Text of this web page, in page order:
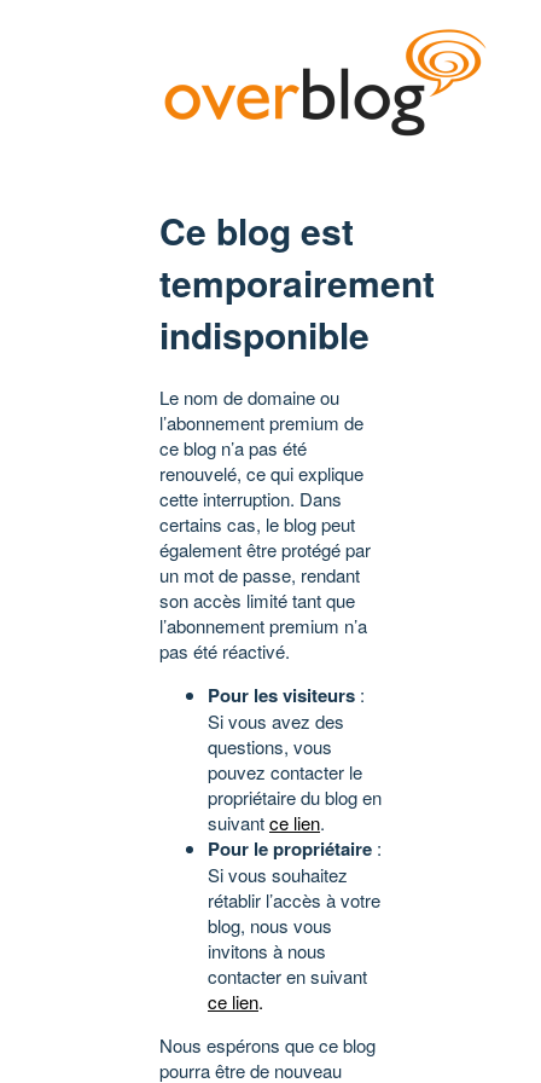
Ce blog est
temporairement
indisponible
Le nom de domaine ou
l’abonnement premium de
ce blog n’a pas été
renouvelé, ce qui explique
cette interruption. Dans
certains cas, le blog peut
également être protégé par
un mot de passe, rendant
son accès limité tant que
l’abonnement premium n’a
pas été réactivé.
Pour les visiteurs :
Si vous avez des
questions, vous
pouvez contacter le
propriétaire du blog en
suivantce lien.
Pour le propriétaire :
Si vous souhaitez
rétablir l’accès à votre
blog, nous vous
invitons à nous
contacter en suivant
ce lien.
Nous espérons que ce blog
pourra être de nouveau